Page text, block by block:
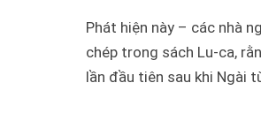
Phát hiện này – các nhà
chép trong sách Lu-ca,
lần đầu tiên sau khi Ngài